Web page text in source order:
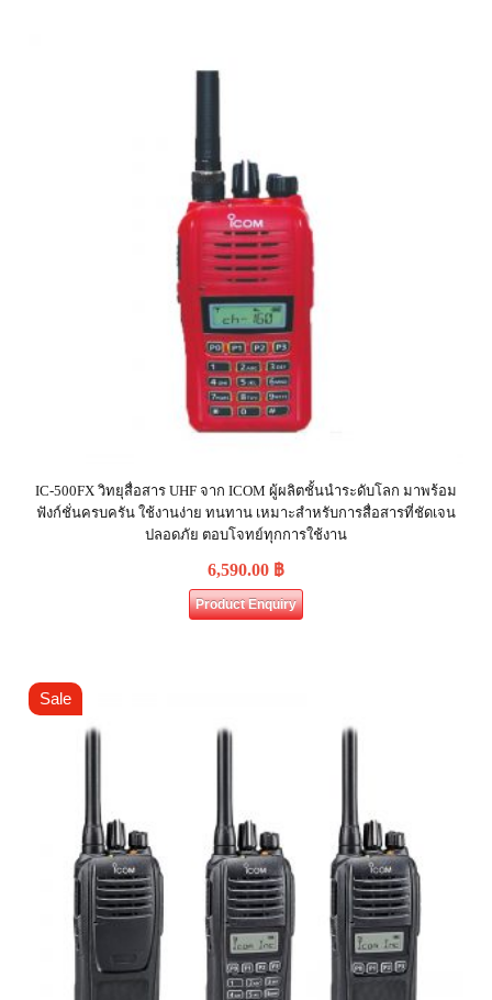
IC-500FX วิทยุสื่อสาร UHF จาก ICOM ผู้ผลิตชั้นนำระดับโลก มาพร้อม
ฟังก์ชั่นครบครัน ใช้งานง่าย ทนทาน เหมาะสำหรับการสื่อสารที่ชัดเจน
ปลอดภัย ตอบโจทย์ทุกการใช้งาน
6,590.00 ฿
Product Enquiry
Sale